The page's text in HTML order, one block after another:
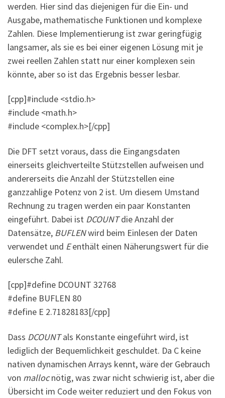
werden. Hier sind das diejenigen für die Ein- und
Ausgabe, mathematische Funktionen und komplexe
Zahlen. Diese Implementierung ist zwar geringfügig
langsamer, als sie es bei einer eigenen Lösung mit je
zwei reellen Zahlen statt nur einer komplexen sein
könnte, aber so ist das Ergebnis besser lesbar.
[cpp]#include <stdio.h>
#include <math.h>
#include <complex.h>[/cpp]
Die DFT setzt voraus, dass die Eingangsdaten
einerseits gleichverteilte Stützstellen aufweisen und
andererseits die Anzahl der Stützstellen eine
ganzzahlige Potenz von 2 ist. Um diesem Umstand
Rechnung zu tragen werden ein paar Konstanten
eingeführt. Dabei ist DCOUNTdie Anzahl der
Datensätze, BUFLENwird beim Einlesen der Daten
verwendet und Eenthält einen Näherungswert für die
eulersche Zahl.
[cpp]#define DCOUNT 32768
#define BUFLEN 80
#define E 2.71828183[/cpp]
Dass DCOUNTals Konstante eingeführt wird, ist
lediglich der Bequemlichkeit geschuldet. Da C keine
nativen dynamischen Arrays kennt, wäre der Gebrauch
von mallocnötig, was zwar nicht schwierig ist, aber die
Übersicht im Code weiter reduziert und den Fokus von